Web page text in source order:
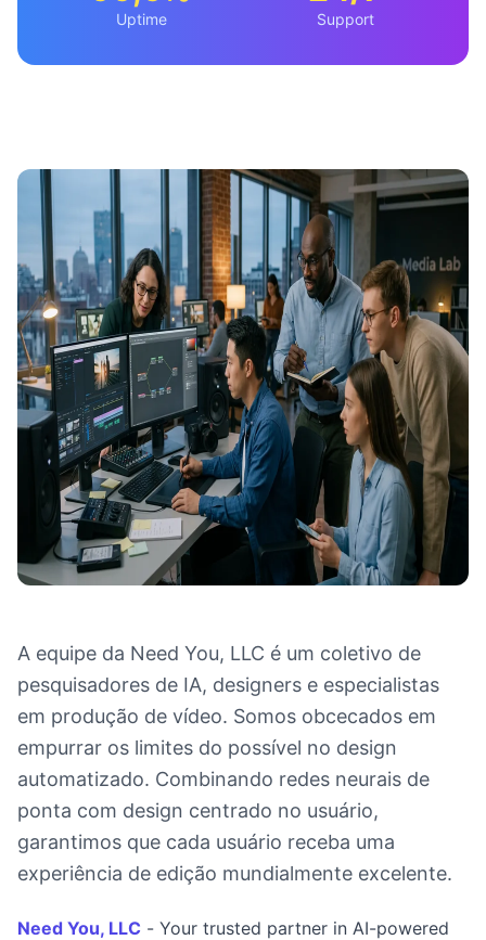
Uptime Support
A equipe da Need You, LLC é um coletivo de
pesquisadores de IA, designers e especialistas
em produção de vídeo. Somos obcecados em
empurrar os limites do possível no design
automatizado. Combinando redes neurais de
ponta com design centrado no usuário,
garantimos que cada usuário receba uma
experiência de edição mundialmente excelente.
Need You, LLC - Your trusted partner in AI-powered